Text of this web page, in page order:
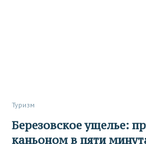
Туризм
Березовское ущелье: прогулка над
каньоном в пяти